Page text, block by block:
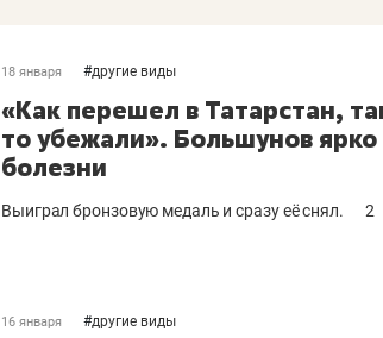
18 января #другие виды
«Как перешел в Татарстан,
то убежали». Большунов ярко
болезни
Выиграл бронзовую медаль и сразу её снял. 2
16 января #другие виды